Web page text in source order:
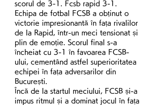
scorul de 3-1. Fcsb rapid 3-1.
Echipa de fotbal FCSB a obținut o
victorie impresionantă în fața rivalilor
de la Rapid, într-un meci tensionat și
plin de emoție. Scorul final s-a
încheiat cu 3-1 în favoarea FCSB-
ului, cementând astfel superioritatea
echipei în fața adversarilor din
București.
Încă de la startul meciului, FCSB și-a
impus ritmul și a dominat jocul în fața